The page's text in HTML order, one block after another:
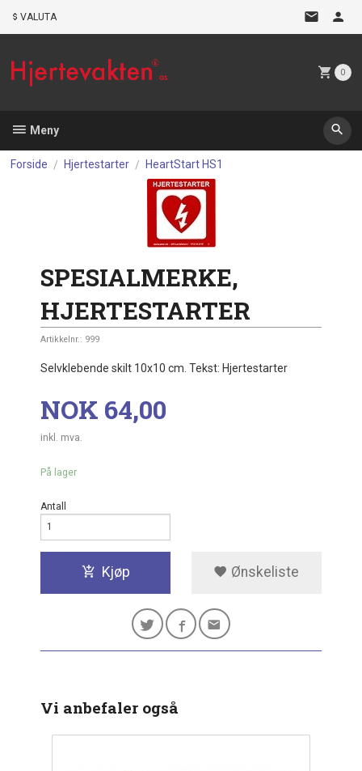
VALUTA
0
Meny
Forside Hjertestarter HeartStart HS1
SPESIALMERKE,
HJERTESTARTER
Artikkelnr.: 999
Selvklebende skilt 10x10 cm. Tekst: Hjertestarter
Pris
NOK 64,00
inkl. mva.
På lager
Antall
Kjøp Ønskeliste
Vi anbefaler også